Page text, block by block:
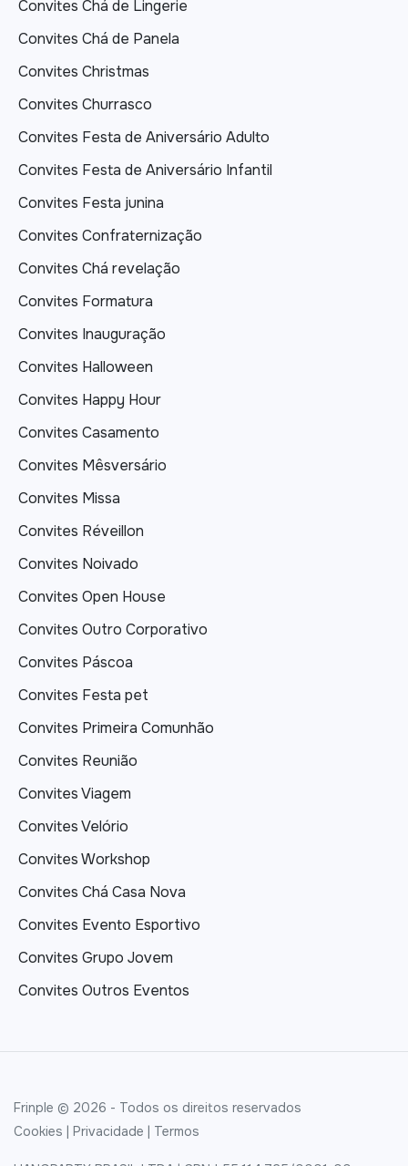
Convites Chá de Lingerie
Convites Chá de Panela
Convites Christmas
Convites Churrasco
Convites Festa de Aniversário Adulto
Convites Festa de Aniversário Infantil
Convites Festa junina
Convites Confraternização
Convites Chá revelação
Convites Formatura
Convites Inauguração
Convites Halloween
Convites Happy Hour
Convites Casamento
Convites Mêsversário
Convites Missa
Convites Réveillon
Convites Noivado
Convites Open House
Convites Outro Corporativo
Convites Páscoa
Convites Festa pet
Convites Primeira Comunhão
Convites Reunião
Convites Viagem
Convites Velório
Convites Workshop
Convites Chá Casa Nova
Convites Evento Esportivo
Convites Grupo Jovem
Convites Outros Eventos
Frinple © 2026 - Todos os direitos reservados
Cookies | Privacidade | Termos